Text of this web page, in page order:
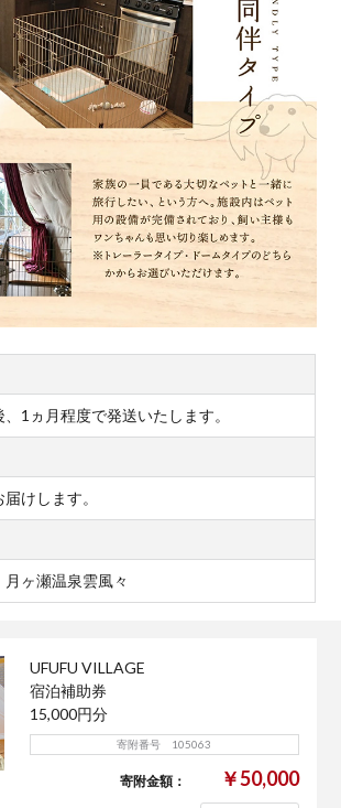
1ヵ月程度で発送いたします。
けします。
ヶ瀬温泉雲風々
UFUFU VILLAGE
宿泊補助券
15,000円分
寄附番号 105063
寄附金額： ￥50,000